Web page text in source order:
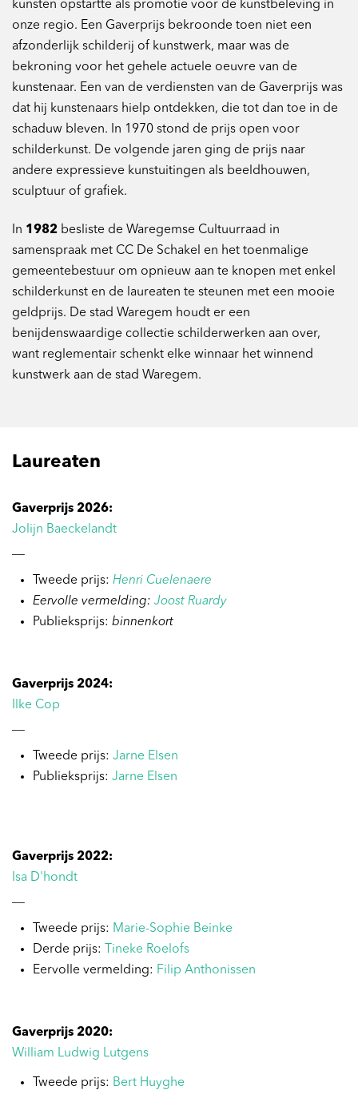
kunsten opstartte als promotie voor de kunstbeleving in
onze regio. Een Gaverprijs bekroonde toen niet een
afzonderlijk schilderij of kunstwerk, maar was de
bekroning voor het gehele actuele oeuvre van de
kunstenaar. Een van de verdiensten van de Gaverprijs was
dat hij kunstenaars hielp ontdek­ken, die tot dan toe in de
schaduw bleven. In 1970 stond de prijs open voor
schilderkunst. De volgende jaren ging de prijs naar
andere expressieve kunstuitingen als beeldhouwen,
sculptuur of grafiek.
In 1982 besliste de Waregemse Cultuurraad in
samenspraak met CC De Schakel en het toenmalige
gemeentebestuur om opnieuw aan te knopen met enkel
schilderkunst en de laureaten te steunen met een mooie
geldprijs. De stad Waregem houdt er een
benijdenswaardige collectie schilderwerken aan over,
want reglementair schenkt elke winnaar het winnend
kunstwerk aan de stad Waregem.
Laureaten
Gaverprijs 2026:
Jolijn Baeckelandt
Tweede prijs:Henri Cuelenaere
Eervolle vermelding:Joost Ruardy
Publieksprijs:binnenkort
Gaverprijs 2024:
Ilke Cop
Tweede prijs:Jarne Elsen
Publieksprijs:Jarne Elsen
Gaverprijs 2022:
Isa D'hondt
Tweede prijs: Marie-Sophie Beinke
Derde prijs:
Tineke Roelofs
Eervolle vermelding: Filip Anthonissen
Gaverprijs 2020:
William Ludwig Lutgens
Tweede prijs: Bert Huyghe